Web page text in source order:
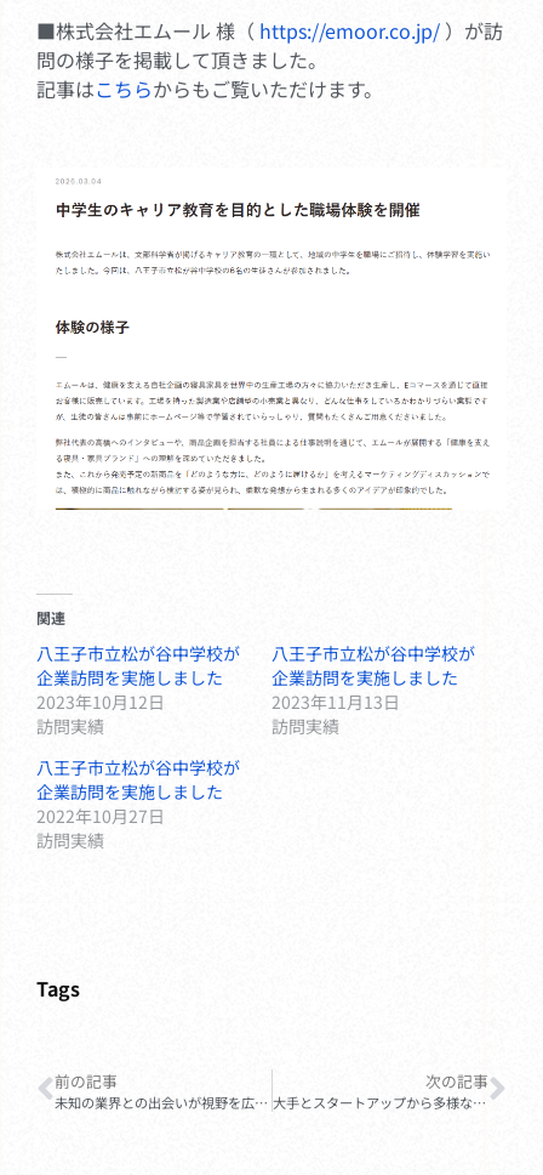
■株式会社エムール 様（ https://emoor.co.jp/ ）が訪
問の様子を掲載して頂きました。
記事はこちらからもご覧いただけます。
関連
八王子市立松が谷中学校が
企業訪問を実施しました
2023年10月12日
訪問実績
八王子市立松が谷中学校が
企業訪問を実施しました
2023年11月13日
訪問実績
八王子市立松が谷中学校が
企業訪問を実施しました
2022年10月27日
訪問実績
Tags
前の記事
未知の業界との出会いが視野を広げる。富山県・片山学園中学校の多彩な企業訪問
次の記事
大手とスタートアップから多様な視点を学ぶ。奈良市立一条高等学校附属中学校の企業訪問